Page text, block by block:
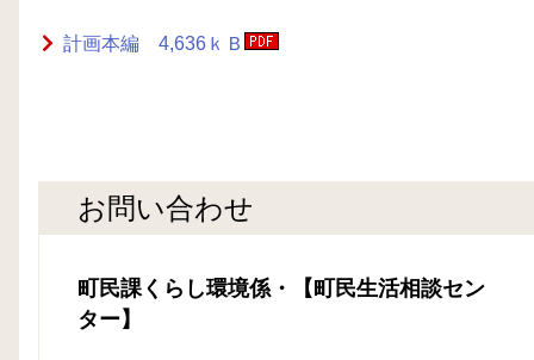
計画本編 4,636ｋＢ
お問い合わせ
町民課くらし環境係・【町民生活相談セン
ター】